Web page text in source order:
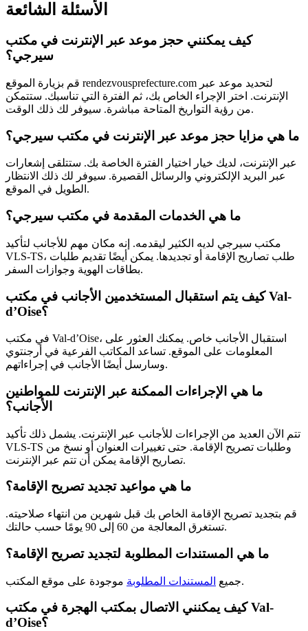
الأسئلة الشائعة
كيف يمكنني حجز موعد عبر الإنترنت في مكتب
سيرجي؟
قم بزيارة الموقع rendezvousprefecture.com لتحديد موعد عبر
الإنترنت. اختر الإجراء الخاص بك، ثم الفترة التي تناسبك. ستتمكن
من رؤية التواريخ المتاحة مباشرة. سيوفر لك ذلك الوقت.
ما هي مزايا حجز موعد عبر الإنترنت في مكتب سيرجي؟
عبر الإنترنت، لديك خيار اختيار الفترة الخاصة بك. ستتلقى إشعارات
عبر البريد الإلكتروني والرسائل القصيرة. سيوفر لك ذلك الانتظار
الطويل في الموقع.
ما هي الخدمات المقدمة في مكتب سيرجي؟
مكتب سيرجي لديه الكثير ليقدمه. إنه مكان مهم للأجانب لتأكيد
VLS-TS، طلب تصاريح الإقامة أو تجديدها. يمكن أيضًا تقديم طلبات
بطاقات الهوية وجوازات السفر.
كيف يتم استقبال المستخدمين الأجانب في مكتب Val-
d’Oise؟
في مكتب Val-d’Oise، استقبال الأجانب خاص. يمكنك العثور على
المعلومات على الموقع. تساعد المكاتب الفرعية في أرجنتوي
وسارسل أيضًا الأجانب في إجراءاتهم.
ما هي الإجراءات الممكنة عبر الإنترنت للمواطنين
الأجانب؟
تتم الآن العديد من الإجراءات للأجانب عبر الإنترنت. يشمل ذلك تأكيد
VLS-TS وطلبات تصريح الإقامة. حتى تغييرات العنوان أو نسخ من
تصاريح الإقامة يمكن أن تتم عبر الإنترنت.
ما هي مواعيد تجديد تصريح الإقامة؟
قم بتجديد تصريح الإقامة الخاص بك قبل شهرين من انتهاء صلاحيته.
تستغرق المعالجة من 60 إلى 90 يومًا حسب حالتك.
ما هي المستندات المطلوبة لتجديد تصريح الإقامة؟
جميع المستندات المطلوبة موجودة على موقع المكتب.
كيف يمكنني الاتصال بمكتب الهجرة في مكتب Val-
d’Oise؟